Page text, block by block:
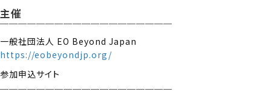
主催
￣￣￣￣￣￣￣￣￣￣￣￣￣￣￣￣￣￣￣
一般社団法人 EO Beyond Japan
https://eobeyondjp.org/
参加申込サイト
￣￣￣￣￣￣￣￣￣￣￣￣￣￣￣￣￣￣￣